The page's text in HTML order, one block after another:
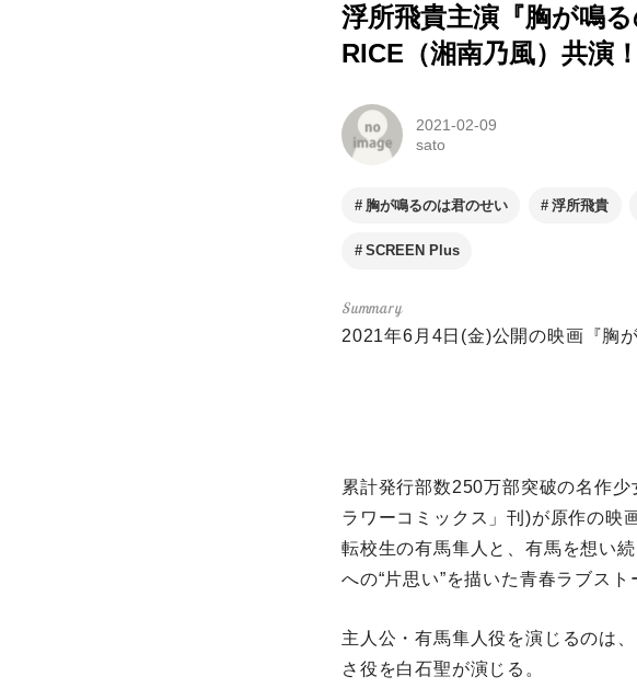
浮所飛貴主演『胸が鳴
RICE（湘南乃風）共演！
2021-02-09
sato
胸が鳴るのは君のせい 浮所飛貴
SCREEN Plus
2021年6月4日(金)公開の映画『胸
累計発行部数250万部突破の名作
ラワーコミックス」刊)が原作の映
転校生の有馬隼人と、有馬を想い
への“片思い”を描いた青春ラブスト
主人公・有馬隼人役を演じるのは、
さ役を白石聖が演じる。